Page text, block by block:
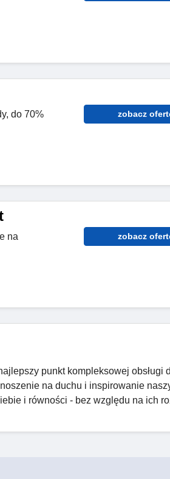
do 70%
zobacz
na
zobacz
punkt kompleksowej obsługi
na duchu i inspirowanie
i równości - bez względu na ich